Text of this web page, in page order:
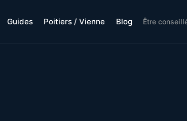
Guides Poitiers / Vienne Blog Être